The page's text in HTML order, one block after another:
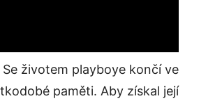
životem playboye končí ve
paměti. Aby získal její